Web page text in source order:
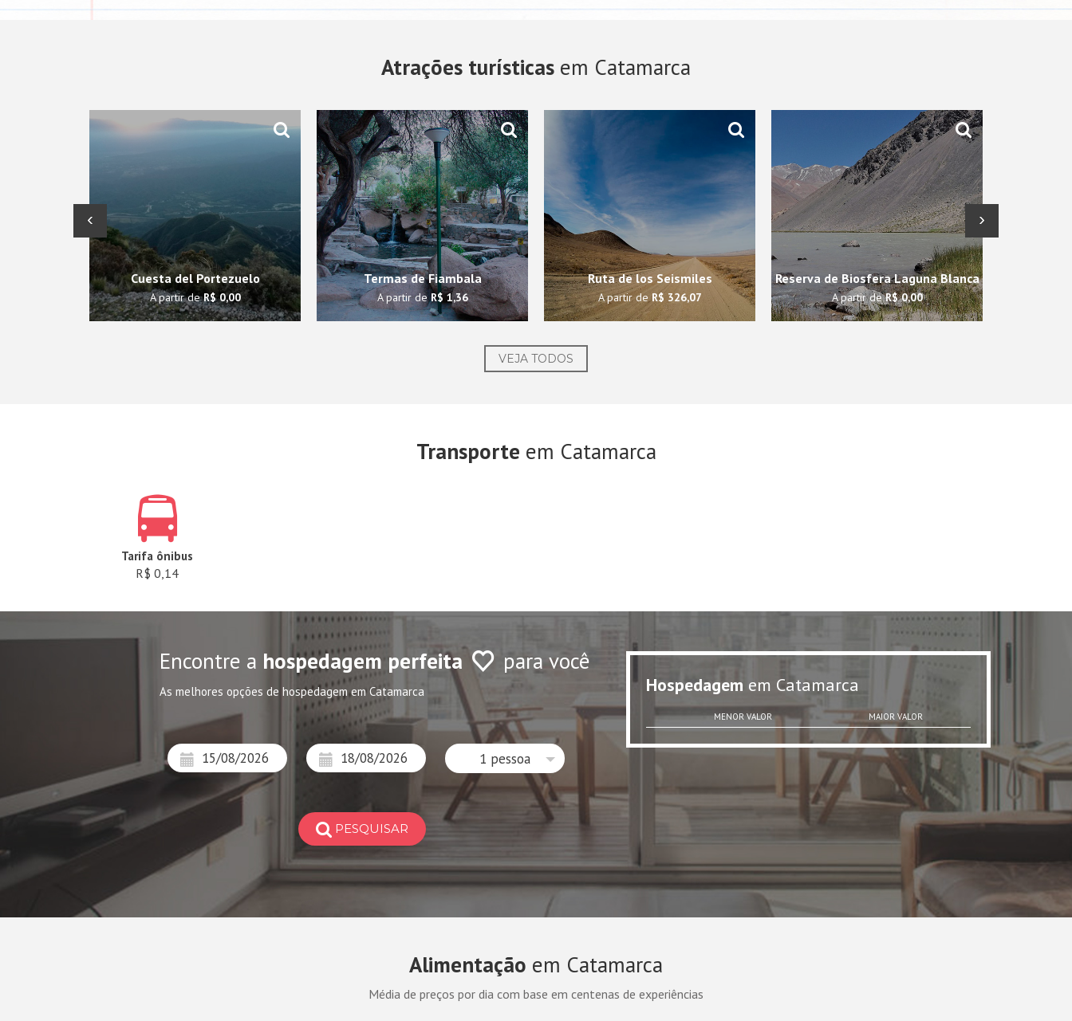
Atrações turísticas em Catamarca
Cuesta del Portezuelo
A partir deR$ 0,00
Termas de Fiambala
A partir deR$ 1,36
Ruta de los Seismiles
A partir de R$ 326,07
Reserva de Biosfera Laguna Blanca
A partir deR$ 0,00
‹ ›
VEJA TODOS
Transporte em Catamarca
Tarifa ônibus
R$ 0,14
Encontre a hospedagem perfeita para você
As melhores opções de hospedagem em Catamarca
1 pessoa
PESQUISAR
Hospedagem em Catamarca
MENOR VALOR MAIOR VALOR
Alimentação em Catamarca
Média de preços por dia com base em centenas de experiências